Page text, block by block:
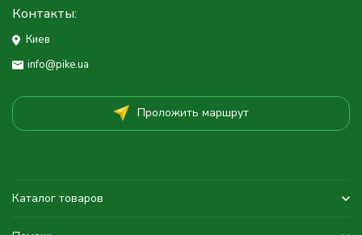
Контакты:
Киев
info@pike.ua
Проложить маршрут
Каталог товаров